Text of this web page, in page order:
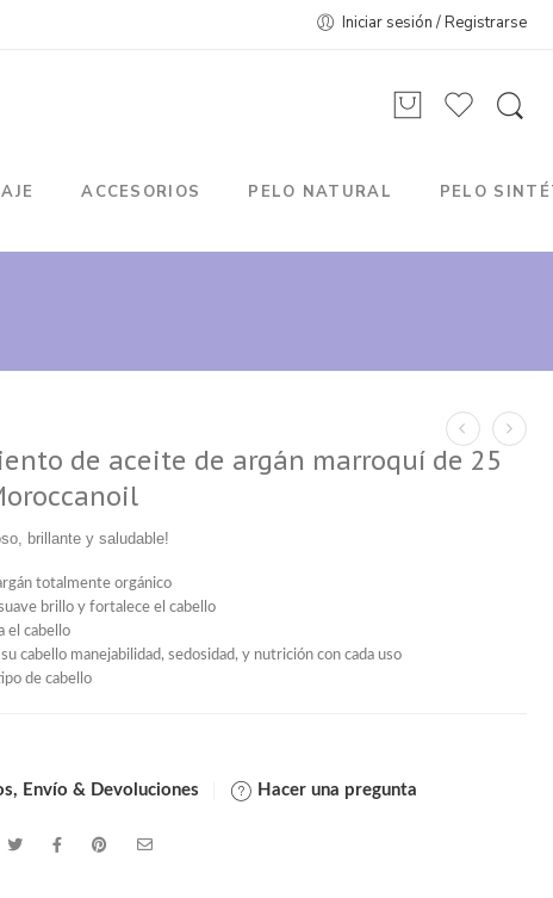
Iniciar sesión / Registrarse
ACCESORIOS PELO NATURAL PELO
de aceite de argán marroquí de 25
brillante y saludable!
totalmente orgánico
brillo y fortalece el cabello
el cabello
cabello manejabilidad, sedosidad, y nutrición con cada uso
de cabello
Envío & Devoluciones Hacer una pregunta